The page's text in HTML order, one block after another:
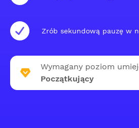
Zrób sekundową pauzę w
Wymagany poziom
Początkujący